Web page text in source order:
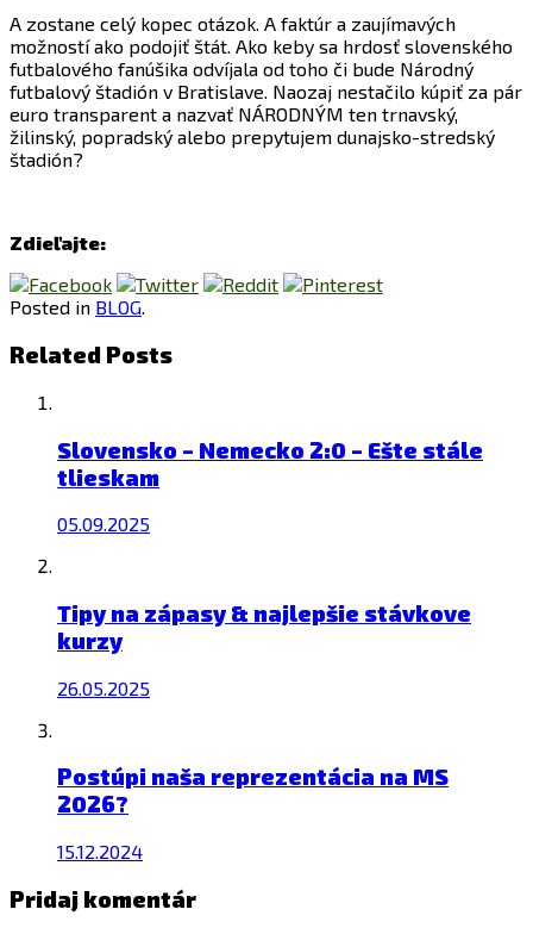
A zostane celý kopec otázok. A faktúr a zaujímavých
možností ako podojiť štát. Ako keby sa hrdosť slovenského
futbalového fanúšika odvíjala od toho či bude Národný
futbalový štadión v Bratislave. Naozaj nestačilo kúpiť za pár
euro transparent a nazvať NÁRODNÝM ten trnavský,
žilinský, popradský alebo prepytujem dunajsko-stredský
štadión?
Zdieľajte:
Posted in BLOG.
Related Posts
Slovensko – Nemecko 2:0 – Ešte stále
tlieskam
05.09.2025
Tipy na zápasy & najlepšie stávkove
kurzy
26.05.2025
Postúpi naša reprezentácia na MS
2026?
15.12.2024
Pridaj komentár